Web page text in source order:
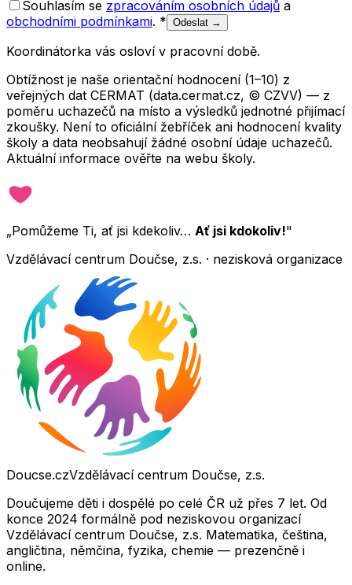
Souhlasím se zpracováním osobních údajů a
obchodními podmínkami. * Odeslat →
Koordinátorka vás osloví v pracovní době.
Obtížnost je naše orientační hodnocení (1–10) z
veřejných dat CERMAT (data.cermat.cz, © CZVV) — z
poměru uchazečů na místo a výsledků jednotné přijímací
zkoušky. Není to oficiální žebříček ani hodnocení kvality
školy a data neobsahují žádné osobní údaje uchazečů.
Aktuální informace ověřte na webu školy.
„Pomůžeme Ti, ať jsi kdekoliv… Ať jsi kdokoliv!"
Vzdělávací centrum Doučse, z.s. · nezisková organizace
Doucse.czVzdělávací centrum Doučse, z.s.
Doučujeme děti i dospělé po celé ČR už přes 7 let. Od
konce 2024 formálně pod neziskovou organizací
Vzdělávací centrum Doučse, z.s. Matematika, čeština,
angličtina, němčina, fyzika, chemie — prezenčně i
online.